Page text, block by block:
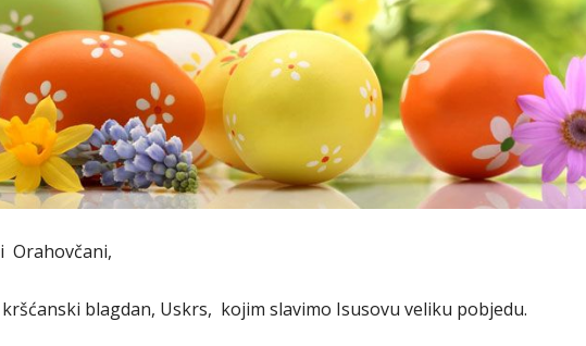
Orahovčani,
blagdan, Uskrs, kojim slavimo Isusovu veliku pobjedu.